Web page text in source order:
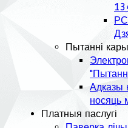
Пытанні
Адказы
носяць
Платныя паслугі